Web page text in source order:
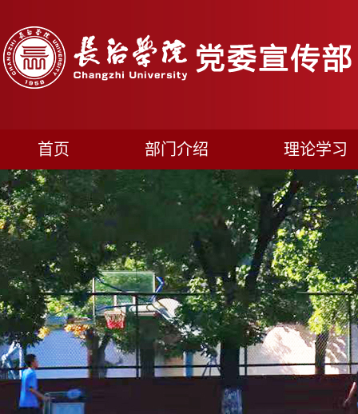
首页 部门介绍 理论学习